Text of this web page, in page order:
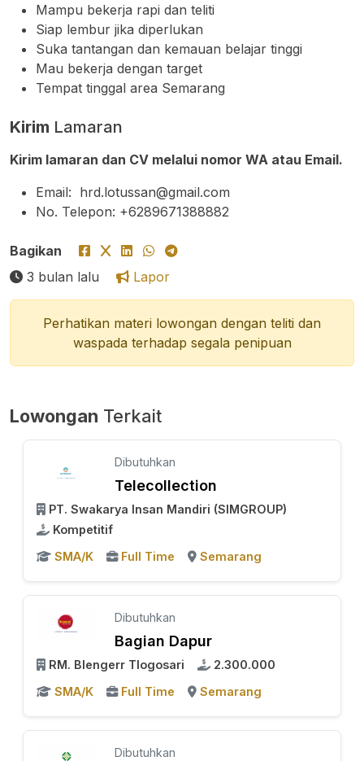
Mampu bekerja rapi dan teliti
Siap lembur jika diperlukan
Suka tantangan dan kemauan belajar tinggi
Mau bekerja dengan target
Tempat tinggal area Semarang
Kirim Lamaran
Kirim lamaran dan CV melalui nomor WA atau Email.
Email: hrd.lotussan@gmail.com
No. Telepon: +6289671388882
Bagikan
3 bulan lalu
Lapor
Perhatikan materi lowongan dengan teliti dan
waspada terhadap segala penipuan
Lowongan Terkait
Dibutuhkan
Telecollection
PT. Swakarya Insan Mandiri (SIMGROUP)
Kompetitif
SMA/K
Full Time Semarang
Dibutuhkan
Bagian Dapur
RM. Blengerr Tlogosari
2.300.000
SMA/K
Full Time Semarang
Dibutuhkan